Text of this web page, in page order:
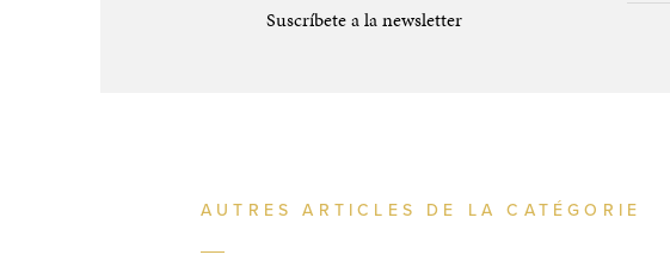
Suscríbete a la newsletter
AUTRES ARTICLES DE LA CATÉGORIE